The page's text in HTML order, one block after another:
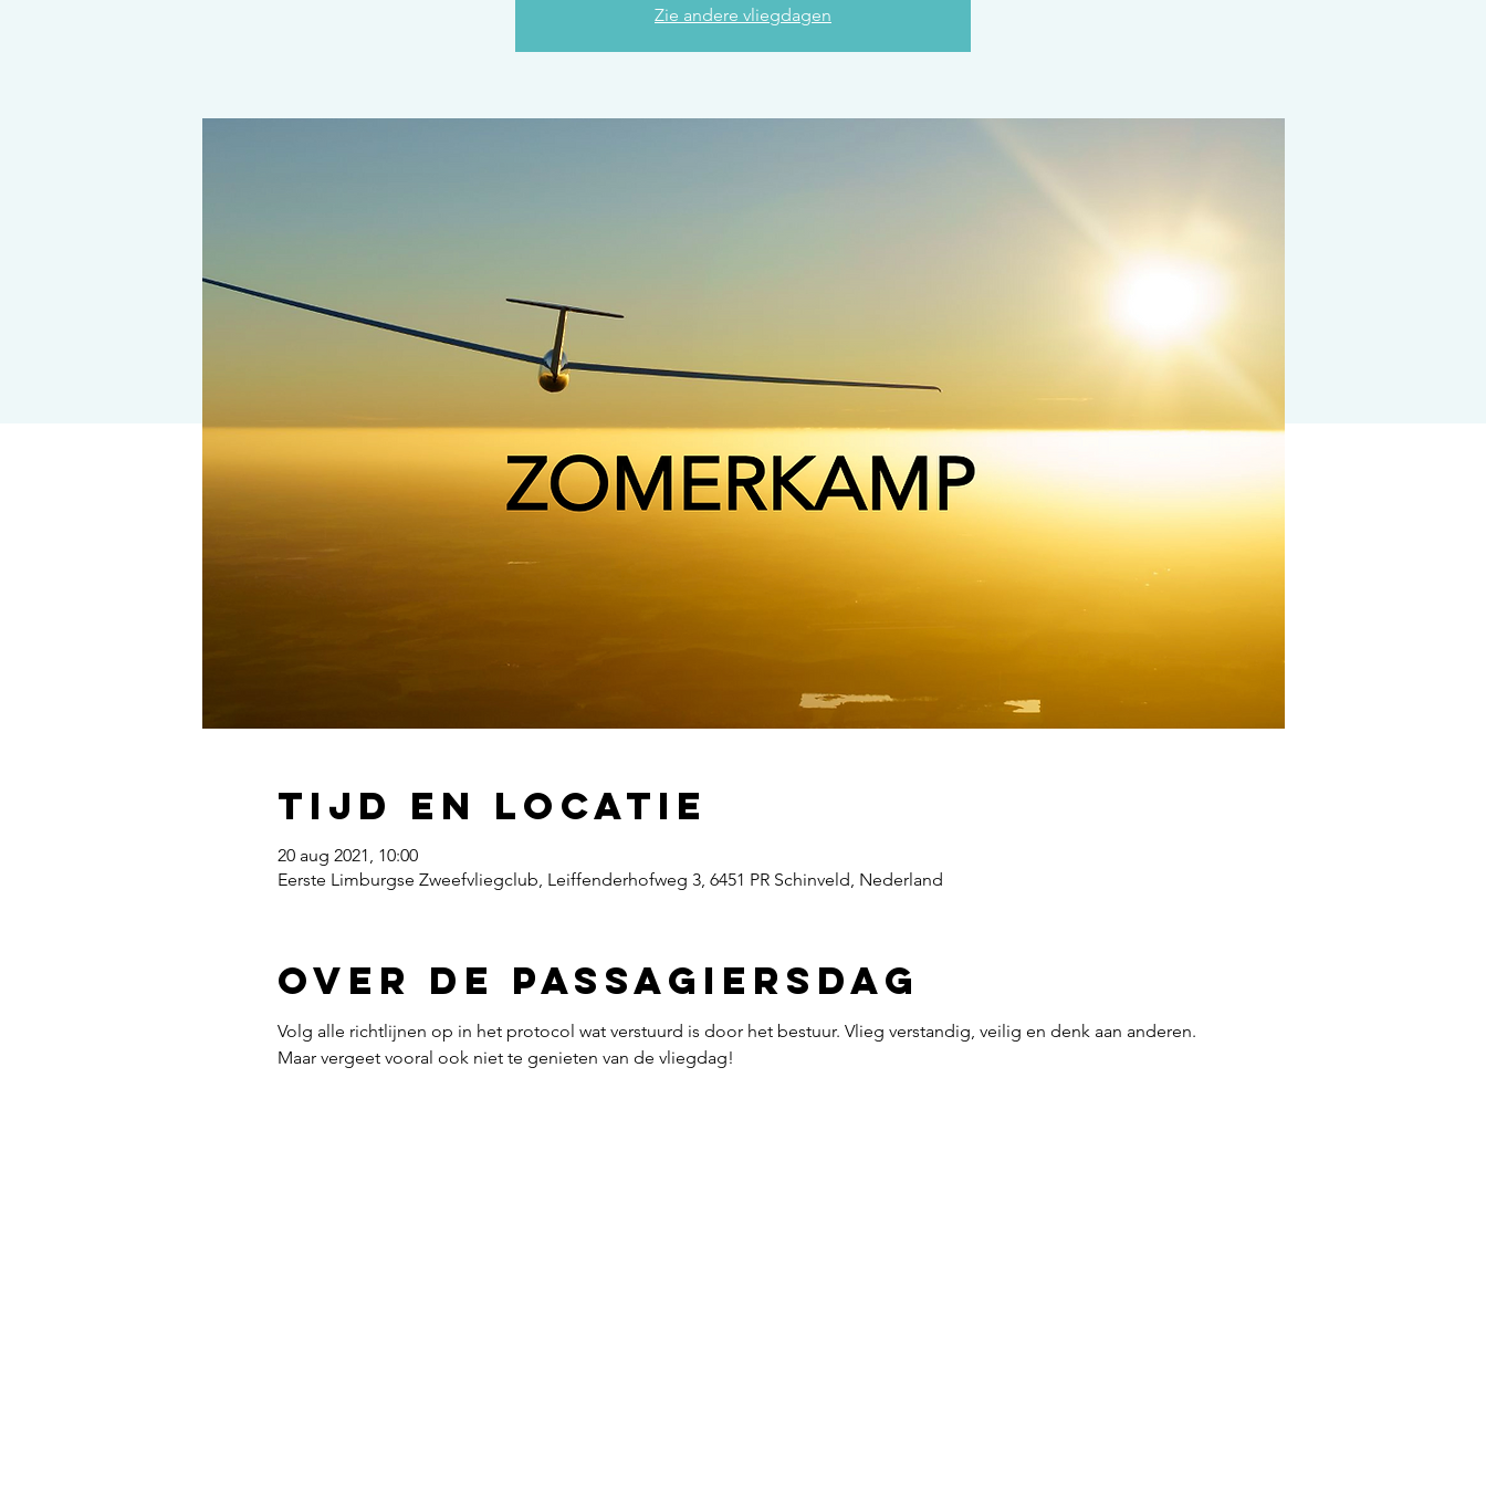
Zie andere vliegdagen
Tijd en locatie
20 aug 2021, 10:00
Eerste Limburgse Zweefvliegclub, Leiffenderhofweg 3, 6451 PR Schinveld, Nederland
Over de passagiersdag
Volg alle richtlijnen op in het protocol wat verstuurd is door het bestuur. Vlieg verstandig, veilig en denk aan anderen.
Maar vergeet vooral ook niet te genieten van de vliegdag!